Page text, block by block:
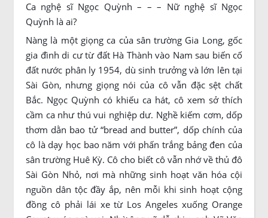
Ca nghệ sĩ Ngọc Quỳnh – – – Nữ nghệ sĩ Ngọc
Quỳnh là ai?
Nàng là một giọng ca của sân trường Gia Long, gốc
gia đình di cư từ đất Hà Thành vào Nam sau biến cố
đất nước phân ly 1954, dù sinh trưởng và lớn lên tại
Sài Gòn, nhưng giọng nói của cô vẫn đặc sệt chất
Bắc. Ngọc Quỳnh có khiếu ca hát, cô xem sở thích
cầm ca như thú vui nghiệp dư. Nghề kiếm cơm, dốp
thơm dằn bao tử “bread and butter”, dốp chính của
cô là dạy học bao năm với phấn trắng bảng đen của
sân trường Huê Kỳ. Cô cho biết cô vẫn nhớ về thủ đô
Sài Gòn Nhỏ, nơi mà những sinh hoạt văn hóa cội
nguồn dân tộc đầy ắp, nên mỗi khi sinh hoạt cộng
đồng cô phải lái xe từ Los Angeles xuống Orange